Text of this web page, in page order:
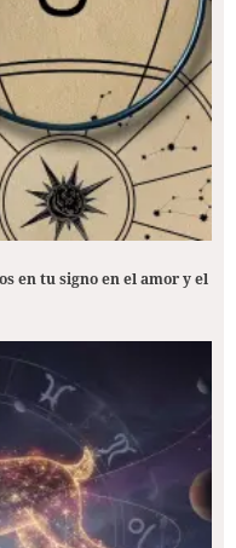
en tu signo en el amor y el